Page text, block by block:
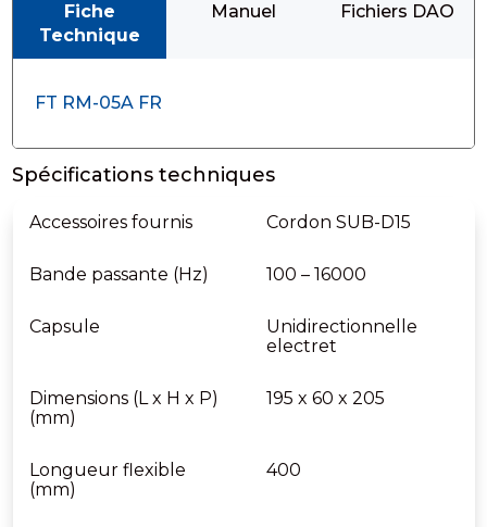
Fiche
Technique
Manuel Fichiers DAO
FT RM-05A FR
Spécifications techniques
Accessoires fournis Cordon SUB-D15
Bande passante (Hz) 100 – 16000
Capsule
Unidirectionnelle
electret
Dimensions (L x H x P)
(mm)
195 x 60 x 205
Longueur flexible
(mm)
400